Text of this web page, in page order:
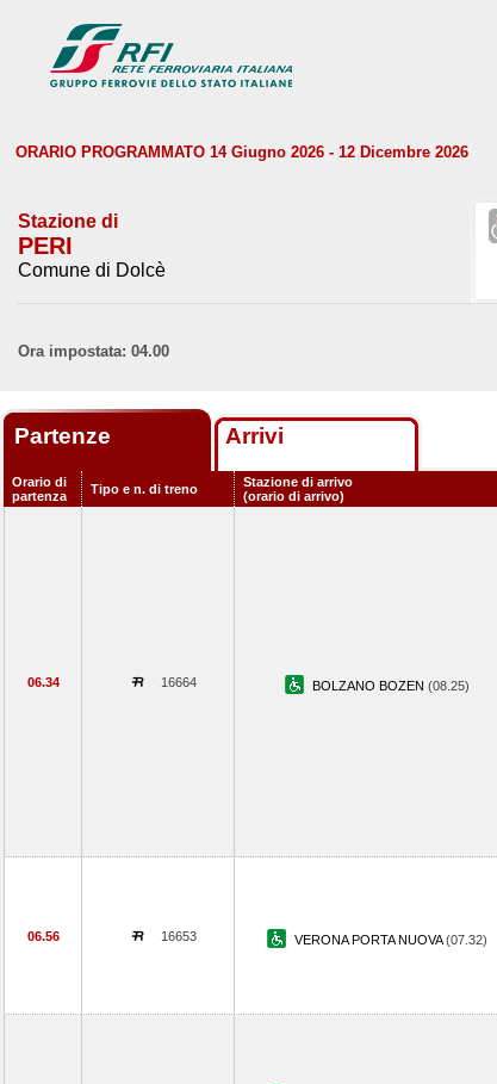
ORARIO PROGRAMMATO 14 Giugno 2026 - 12 Dicembre 2026
Stazione di
PERI
Comune di Dolcè
Ora impostata: 04.00
Partenze Arrivi
Orario di
partenza
Tipo e n. di treno
Stazione di arrivo
(orario di arrivo)
06.34 16664 BOLZANO BOZEN (08.25)
06.56 16653 VERONA PORTA NUOVA(07.32)